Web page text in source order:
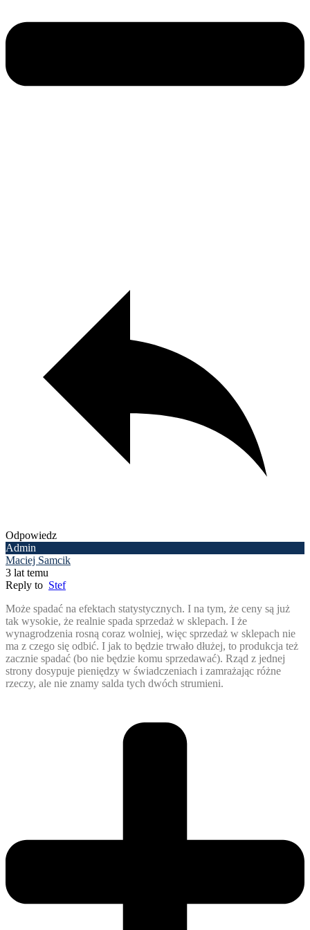
Odpowiedz
Admin
Maciej Samcik
3 lat temu
Reply to Stef
Może spadać na efektach statystycznych. I na tym, że ceny są już
tak wysokie, że realnie spada sprzedaż w sklepach. I że
wynagrodzenia rosną coraz wolniej, więc sprzedaż w sklepach nie
ma z czego się odbić. I jak to będzie trwało dłużej, to produkcja też
zacznie spadać (bo nie będzie komu sprzedawać). Rząd z jednej
strony dosypuje pieniędzy w świadczeniach i zamrażając różne
rzeczy, ale nie znamy salda tych dwóch strumieni.